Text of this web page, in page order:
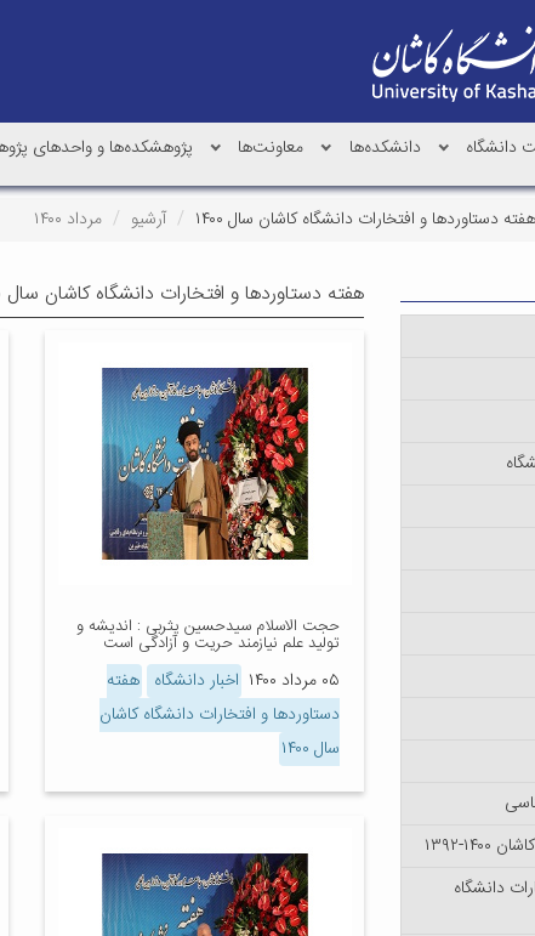
دانشگاه دانشکده‌ها معاونت‌ها پژوهشکده‌ها و واحدهای
هفته دستاوردها و افتخارات دانشگاه کاشان سال ۱۴۰۰ آرشیو مرداد ۱۴۰۰
هفته دستاوردها و افتخارات دانشگاه کاشان سال ۱۴۰۰ - آرشیو
حجت الاسلام سیدحسین یثربی : اندیشه و
تولید علم نیازمند حریت و آزادگی است
۰۵ مرداد ۱۴۰۰ اخبار دانشگاه هفته
دستاوردها و افتخارات دانشگاه کاشان
سال ۱۴۰۰
۱۳۹۲
دانشگاه